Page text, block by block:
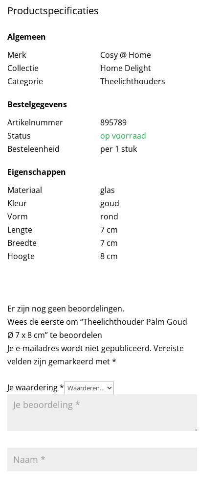
Productspecificaties
Algemeen
Merk
Cosy @ Home
Collectie
Home Delight
Categorie
Theelichthouders
Bestelgegevens
Artikelnummer
895789
Status
op voorraad
Besteleenheid
per 1 stuk
Eigenschappen
Materiaal
glas
Kleur
goud
Vorm
rond
Lengte
7 cm
Breedte
7 cm
Hoogte
8 cm
Er zijn nog geen beoordelingen.
Wees de eerste om “Theelichthouder Palm Goud
Ø 7 x 8 cm” te beoordelen
Je e-mailadres wordt niet gepubliceerd. Vereiste
velden zijn gemarkeerd met*
Je waardering*